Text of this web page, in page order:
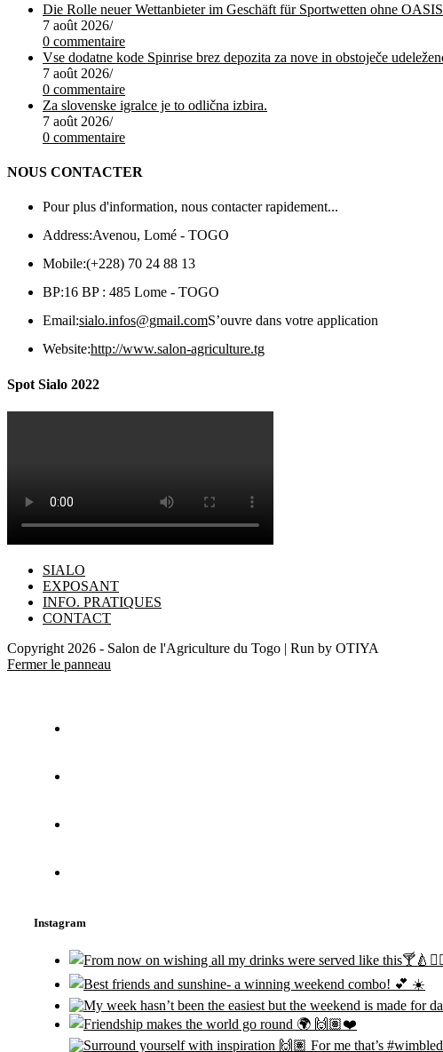
Die Rolle neuer Wettanbieter im Geschäft für Sportwetten ohne OASIS
7 août 2026/
0 commentaire
7 août 2026/
0 commentaire
Za slovenske igralce je to odlična izbira.
7 août 2026/
0 commentaire
NOUS CONTACTER
Pour plus d'information, nous contacter rapidement...
Address:Avenou, Lomé - TOGO
Mobile:(+228) 70 24 88 13
BP:16 BP : 485 Lome - TOGO
Email:sialo.infos@gmail.comS’ouvre dans votre application
Website:http://www.salon-agriculture.tg
Spot Sialo 2022
SIALO
EXPOSANT
INFO. PRATIQUES
CONTACT
Copyright 2026 - Salon de l'Agriculture du Togo | Run by OTIYA
Fermer le panneau
Instagram